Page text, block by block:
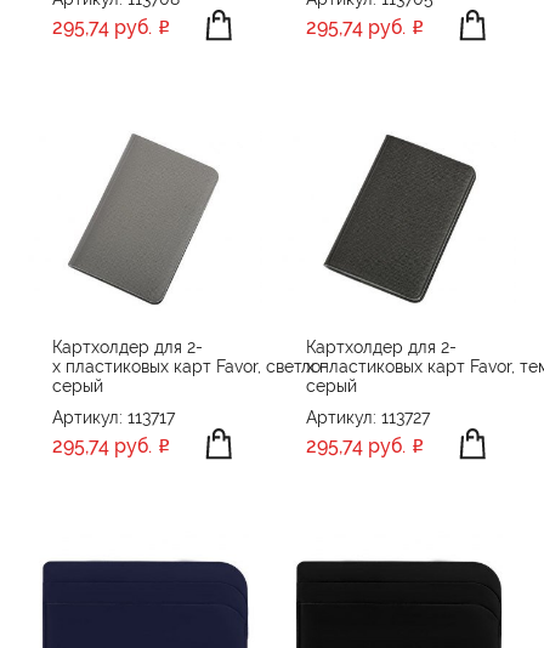
295,74 руб. 295,74 руб.
Картхолдер для 2-
х пластиковых карт Favor, светло-
серый
Артикул: 113717
295,74 руб.
Картхолдер для 2-
х пластиковых карт Favor,
серый
Артикул: 113727
295,74 руб.